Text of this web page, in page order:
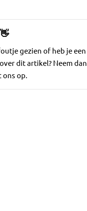
👋
gezien of heb je een
dit artikel? Neem dan
ons op.